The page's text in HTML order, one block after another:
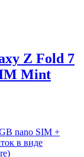
Z Fold 7
Mint